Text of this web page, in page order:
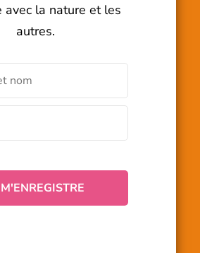
avec la nature et les
autres.